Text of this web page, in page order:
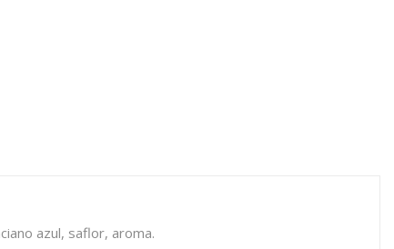
azul, saflor, aroma.